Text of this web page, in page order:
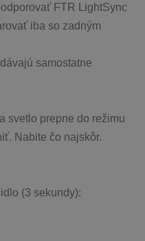
FTR LightSync
iba so zadným
samostatne
svetlo prepne do režimu
Nabite čo najskôr.
(3 sekundy):